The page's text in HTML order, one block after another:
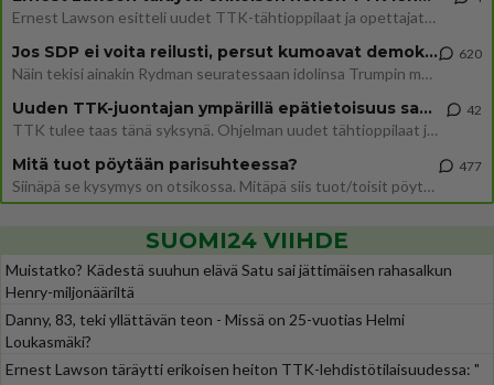
Ernest Lawson esitteli uudet TTK-tähtioppilaat ja opettajat torstaina 6.8. lehdistölle. Tulevalla kaudella on yksi hausk
Jos SDP ei voita reilusti, persut kumoavat demokratian Suomesta
Näin tekisi ainakin Rydman seuratessaan idolinsa Trumpin mallia https://www.is.fi/politiikka/art-2000012187244.html
620
Uuden TTK-juontajan ympärillä epätietoisuus sakenee - Nyt MTV hämmentää soppaa
TTK tulee taas tänä syksynä. Ohjelman uudet tähtioppilaat julkistetaan torstaina 6. elokuuta klo 14 alkavassa lehdistö
42
Mitä tuot pöytään parisuhteessa?
Siinäpä se kysymys on otsikossa. Mitäpä siis tuot/toisit pöytään parisuhteessa? Oletko mies vai nainen? Koetko sen mitä
477
SUOMI24 VIIHDE
Muistatko? Kädestä suuhun elävä Satu sai jättimäisen rahasalkun
Henry-miljonääriltä
Danny, 83, teki yllättävän teon - Missä on 25-vuotias Helmi
Loukasmäki?
Ernest Lawson täräytti erikoisen heiton TTK-lehdistötilaisuudessa: "